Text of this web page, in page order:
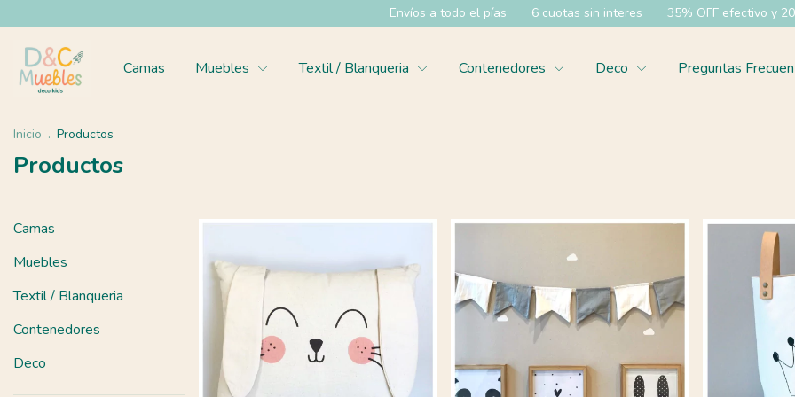
Envíos a todo el pías 6 cuotas sin interes 35% OFF efectivo y 20% OFF
Camas Muebles Textil / Blanqueria Contenedores Deco Preguntas
Inicio . Productos
Productos
Camas
Muebles
Textil / Blanqueria
Contenedores
Deco